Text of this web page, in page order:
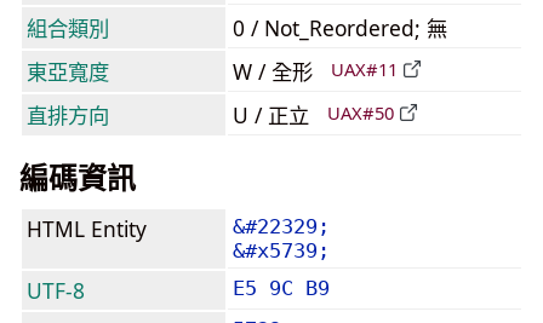
組合類別
0 / Not_Reordered; 無
東亞寬度
W / 全形 UAX#11
直排方向 U / 正立 UAX#50
編碼資訊
HTML Entity
&#22329;
&#x5739;
UTF-8 E5 9C B9